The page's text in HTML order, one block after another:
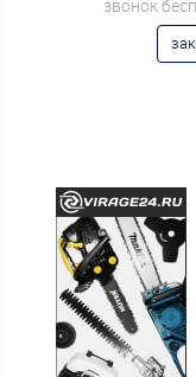
звонок